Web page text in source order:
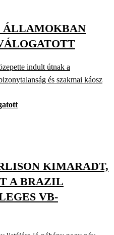
ÁLLAMOKBAN
indult útnak a
és szakmai káosz
KIMARADT,
A BRAZIL
VB-